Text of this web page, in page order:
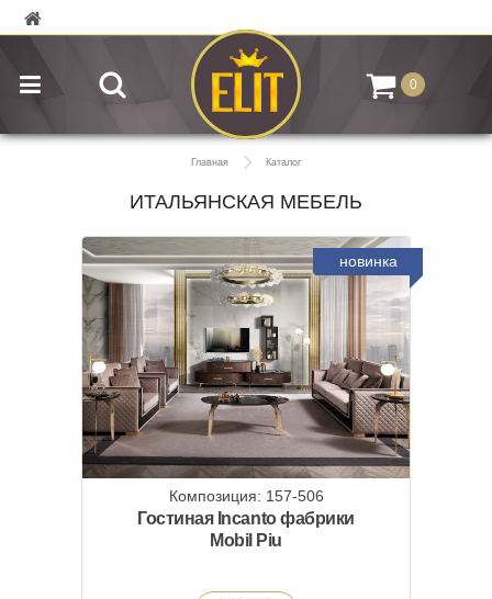
0
Главная Каталог
ИТАЛЬЯНСКАЯ МЕБЕЛЬ
новинка
Композиция: 157-506
Гостиная Incanto фабрики
Mobil Piu